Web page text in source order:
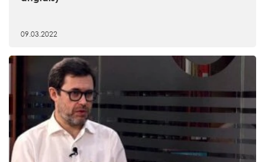
09.03.2022